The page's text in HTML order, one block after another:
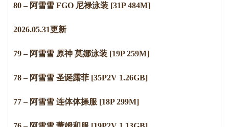
80 – 阿雪雪 FGO 尼禄泳装 [31P 484M]
2026.05.31更新
79 – 阿雪雪 原神 莫娜泳装 [19P 259M]
78 – 阿雪雪 圣诞露菲 [35P2V 1.26GB]
77 – 阿雪雪 连体体操服 [18P 299M]